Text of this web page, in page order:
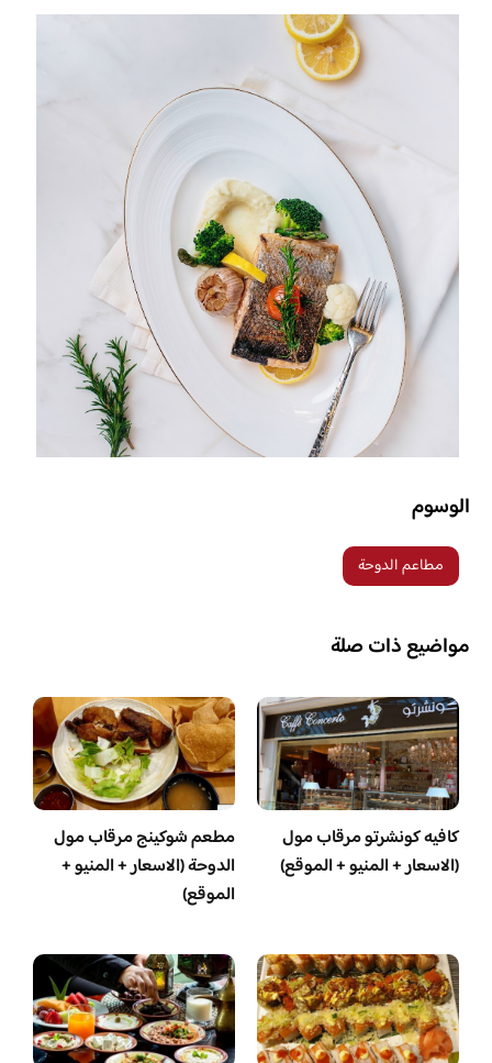
الوسوم
مطاعم الدوحة
مواضيع ذات صلة
كافيه كونشرتو مرقاب مول
(الاسعار + المنيو + الموقع)
مطعم شوكينج مرقاب مول
الدوحة (الاسعار + المنيو +
الموقع)